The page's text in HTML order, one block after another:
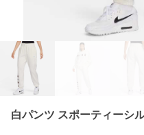
白パンツ スポーティーシ